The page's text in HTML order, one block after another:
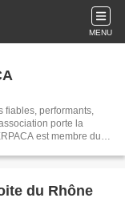
MENU
fiables, performants,
porte la
du Rhône